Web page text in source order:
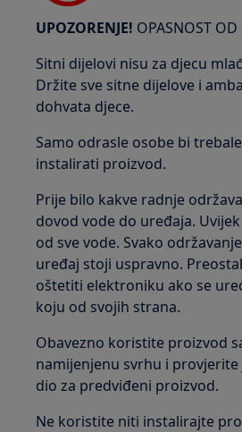
UPOZORENJE! OPASNOST OD
Sitni dijelovi nisu za djecu
Držite sve sitne dijelove i
dohvata djece.
Samo odrasle osobe bi
instalirati proizvod.
Prije bilo kakve radnje
dovod vode do uređaja.
od sve vode. Svako
uređaj stoji uspravno.
oštetiti elektroniku ako se
koju od svojih strana.
Obavezno koristite proizvod
namijenjenu svrhu i
dio za predviđeni proizvod.
Ne koristite niti instalirajte